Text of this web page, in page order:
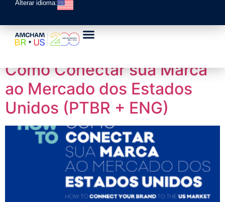
Alterar idioma:
Howto Location:
Brasil
Como Conectar sua Marca
ao Mercado dos Estados
Unidos (PTBR + ENG)